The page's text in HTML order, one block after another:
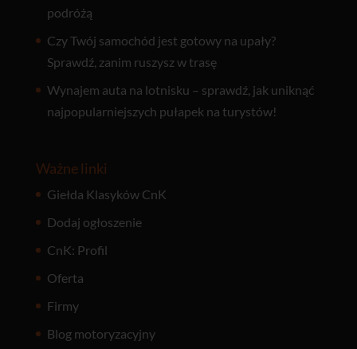
podróżą
Czy Twój samochód jest gotowy na upały?
Sprawdź, zanim ruszysz w trasę
Wynajem auta na lotnisku – sprawdź, jak uniknąć
najpopularniejszych pułapek na turystów!
Ważne linki
Giełda Klasyków CnK
Dodaj ogłoszenie
CnK: Profil
Oferta
Firmy
Blog motoryzacyjny